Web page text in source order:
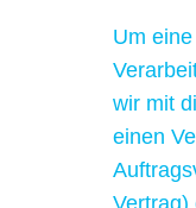
Um
wir mit
einen
Vertrag)